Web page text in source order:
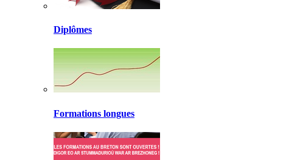
Diplômes
Formations longues